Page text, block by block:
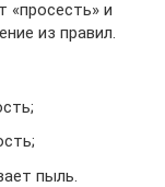
«просесть» и
из правил.
пыль.